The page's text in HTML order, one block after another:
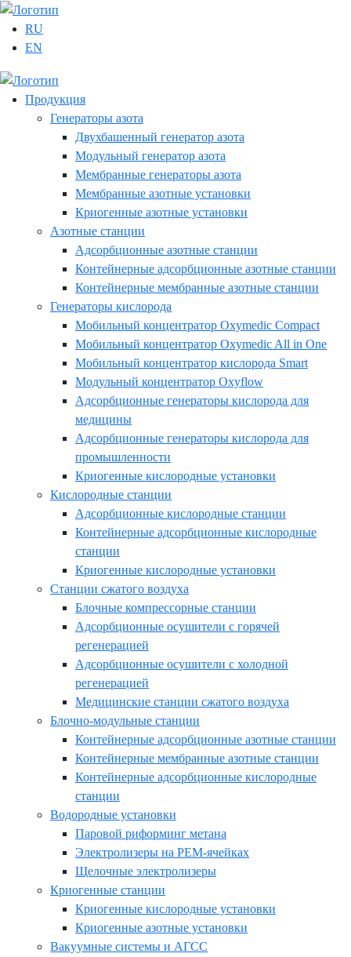
RU
EN
Продукция
Генераторы азота
Двухбашенный генератор азота
Модульный генератор азота
Мембранные генераторы азота
Мембранные азотные установки
Криогенные азотные установки
Азотные станции
Адсорбционные азотные станции
Контейнерные адсорбционные азотные станции
Контейнерные мембранные азотные станции
Генераторы кислорода
Мобильный концентратор Oxymedic Сompact
Мобильный концентратор Oxymedic All in One
Мобильный концентратор кислорода Smart
Модульный концентратор Oxyflow
Адсорбционные генераторы кислорода для
медицины
Адсорбционные генераторы кислорода для
промышленности
Криогенные кислородные установки
Кислородные станции
Адсорбционные кислородные станции
Контейнерные адсорбционные кислородные
станции
Криогенные кислородные установки
Станции сжатого воздуха
Блочные компрессорные станции
Адсорбционные осушители с горячей
регенерацией
Адсорбционные осушители с холодной
регенерацией
Медицинские станции сжатого воздуха
Блочно-модульные станции
Контейнерные адсорбционные азотные станции
Контейнерные мембранные азотные станции
Контейнерные адсорбционные кислородные
станции
Водородные установки
Паровой риформинг метана
Электролизеры на PEM-ячейках
Щелочные электролизеры
Криогенные станции
Криогенные кислородные установки
Криогенные азотные установки
Вакуумные системы и АГСС